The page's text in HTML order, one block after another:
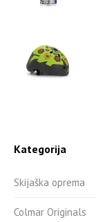
Kategorija
Skijaška oprema
Colmar Originals